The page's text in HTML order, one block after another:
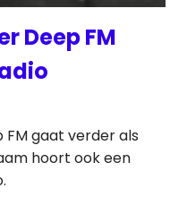
Deep FM
FM gaat verder als
hoort ook een